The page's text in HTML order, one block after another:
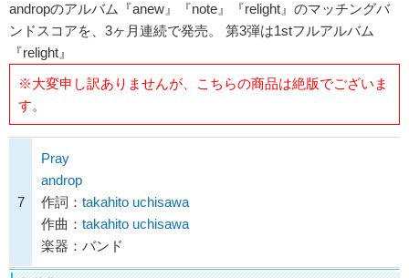
andropのアルバム『anew』『note』『relight』のマッチングバ
ンドスコアを、3ヶ月連続で発売。 第3弾は1stフルアルバム
『relight』
※大変申し訳ありませんが、こちらの商品は絶版でございま
す。
7
Pray
androp
作詞： takahito uchisawa
作曲： takahito uchisawa
楽器：バンド